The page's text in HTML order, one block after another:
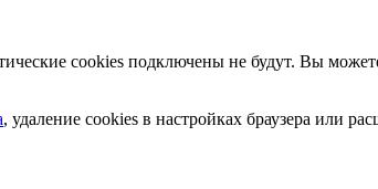
cookies подключены не будут. Вы
, удаление cookies в настройках браузера или